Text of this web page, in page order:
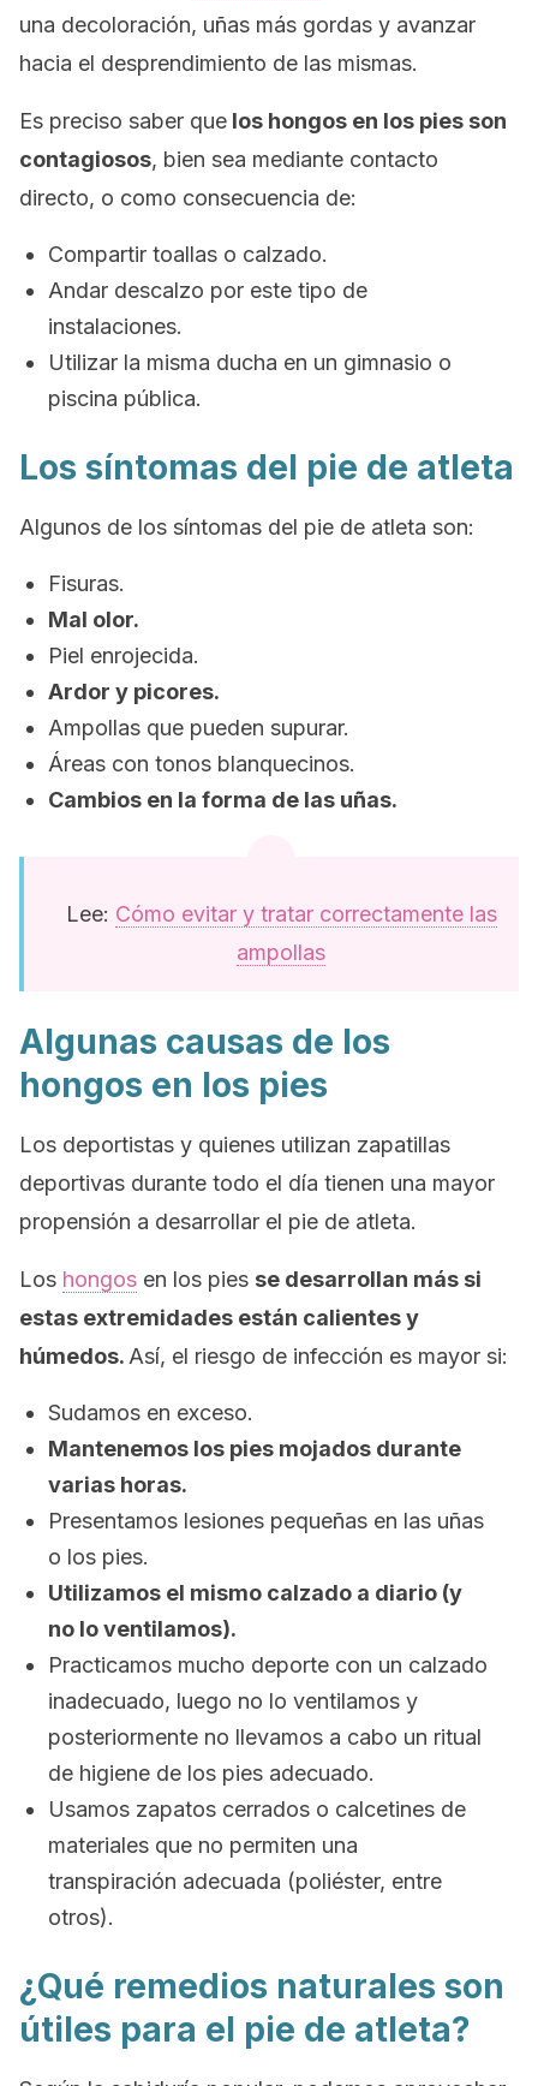
una decoloración, uñas más gordas y avanzar
hacia el desprendimiento de las mismas.
Es preciso saber que los hongos en los pies son
contagiosos, bien sea mediante contacto
directo, o como consecuencia de:
Compartir toallas o calzado.
Andar descalzo por este tipo de
instalaciones.
Utilizar la misma ducha en un gimnasio o
piscina pública.
Los síntomas del pie de atleta
Algunos de los síntomas del pie de atleta son:
Fisuras.
Mal olor.
Piel enrojecida.
Ardor y picores.
Ampollas que pueden supurar.
Áreas con tonos blanquecinos.
Cambios en la forma de las uñas.
Lee: Cómo evitar y tratar correctamente las
ampollas
Algunas causas de los
hongos en los pies
Los deportistas y quienes utilizan zapatillas
deportivas durante todo el día tienen una mayor
propensión a desarrollar el pie de atleta.
Los hongos en los pies se desarrollan más si
estas extremidades están calientes y
húmedos. Así, el riesgo de infección es mayor si:
Sudamos en exceso.
Mantenemos los pies mojados durante
varias horas.
Presentamos lesiones pequeñas en las uñas
o los pies.
Utilizamos el mismo calzado a diario (y
no lo ventilamos).
Practicamos mucho deporte con un calzado
inadecuado, luego no lo ventilamos y
posteriormente no llevamos a cabo un ritual
de higiene de los pies adecuado.
Usamos zapatos cerrados o calcetines de
materiales que no permiten una
transpiración adecuada (poliéster, entre
otros).
¿Qué remedios naturales son
útiles para el pie de atleta?